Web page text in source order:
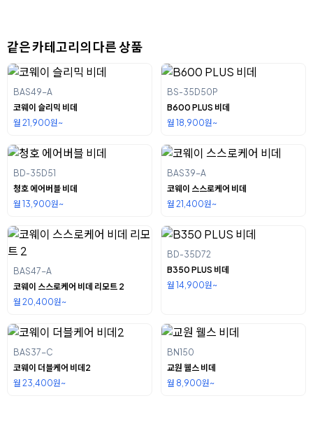
같은 카테고리의 다른 상품
BAS49-A
코웨이 슬리믹 비데
월 21,900원~
BS-35D50P
B600 PLUS 비데
월 18,900원~
BD-35D51
청호 에어버블 비데
월 13,900원~
BAS39-A
코웨이 스스로케어 비데
월 21,400원~
BAS47-A
코웨이 스스로케어 비데 리모트 2
월 20,400원~
BD-35D72
B350 PLUS 비데
월 14,900원~
BAS37-C
코웨이 더블케어 비데2
월 23,400원~
BN150
교원 웰스 비데
월 8,900원~